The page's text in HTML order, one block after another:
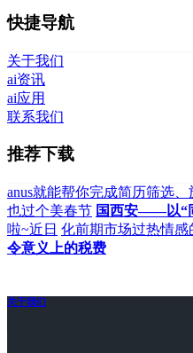
快捷导航
关于我们
ai资讯
ai应用
联系我们
推荐下载
anus就能帮你完成简历筛选
也过个美春节 国西安——以“
啦~近日 化前期市场过热情感
令意义上的税费
关于我们